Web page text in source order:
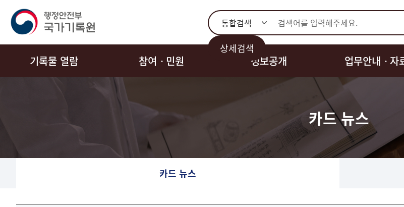
통합검색
상세검색
기록물 열람 참여ㆍ민원 정보공개 업무안내ㆍ자
카드 뉴스
카드 뉴스